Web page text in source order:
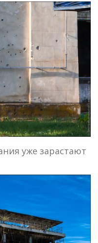
уже зарастают